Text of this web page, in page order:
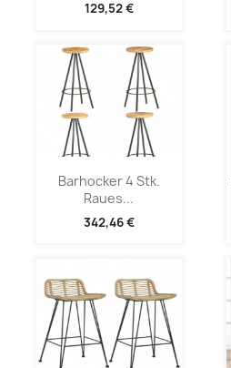
129,52 €
Barhocker 4 Stk.
Raues...
342,46 €